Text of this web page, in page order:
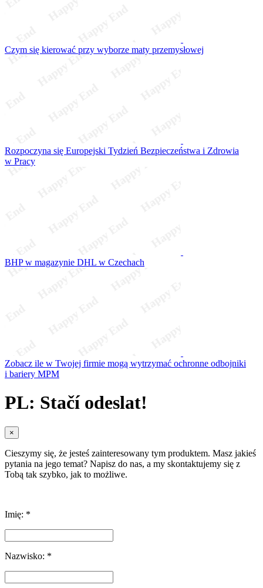
Czym się kierować przy wyborze maty przemysłowej
Rozpoczyna się Europejski Tydzień Bezpieczeństwa i Zdrowia
w Pracy
BHP w magazynie DHL w Czechach
Zobacz ile w Twojej firmie mogą wytrzymać ochronne odbojniki
i bariery MPM
PL: Stačí odeslat!
×
Cieszymy się, że jesteś zainteresowany tym produktem. Masz jakieś
pytania na jego temat? Napisz do nas, a my skontaktujemy się z
Tobą tak szybko, jak to możliwe.
Imię: *
Nazwisko: *